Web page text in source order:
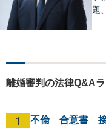
題
い
離婚審判の法律Q&A
1 不倫 合意書 接